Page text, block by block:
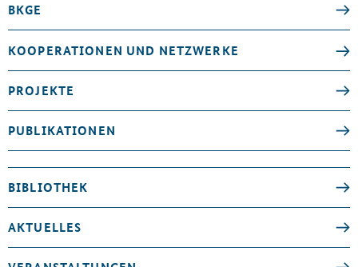
BKGE
KOOPERATIONEN UND NETZWERKE
PROJEKTE
PUBLIKATIONEN
BIBLIOTHEK
AKTUELLES